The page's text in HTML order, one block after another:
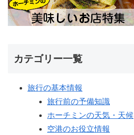
カテゴリー一覧
旅行の基本情報
旅行前の予備知識
ホーチミンの天気・天候
空港のお役立情報